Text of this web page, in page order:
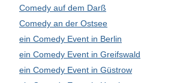
Comedy auf dem Darß
Comedy an der Ostsee
ein Comedy Event in Berlin
ein Comedy Event in Greifswald
ein Comedy Event in Güstrow